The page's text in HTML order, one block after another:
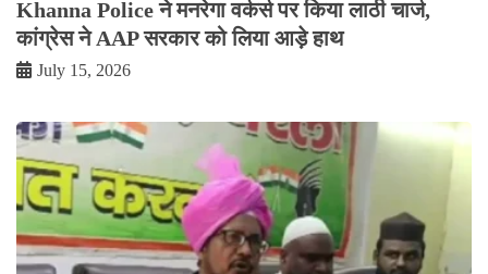
Khanna Police ने मनरेगा वर्कर्स पर किया लाठी चार्ज,
कांग्रेस ने AAP सरकार को लिया आड़े हाथ
July 15, 2026